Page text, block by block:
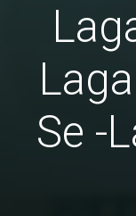
08 -
Se -